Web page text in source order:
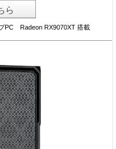
ら
PC Radeon RX9070XT 搭載